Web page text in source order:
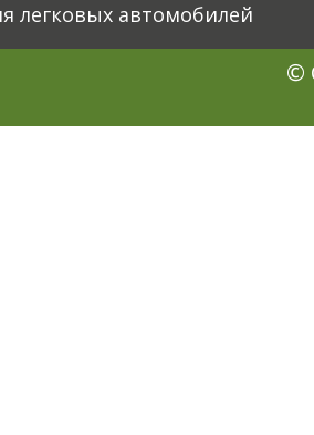
легковых автомобилей
©